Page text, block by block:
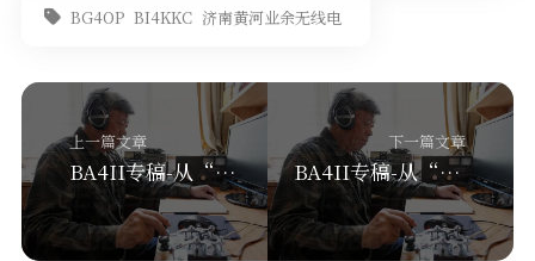
BG4OP BI4KKC 济南黄河业余无线电
上一篇文章
BA4II专稿-从“专业”到“业余”无线电通信的历练（二）
下一篇文章
BA4II专稿-从“专业”到“业余”无线电通信的历练（四）